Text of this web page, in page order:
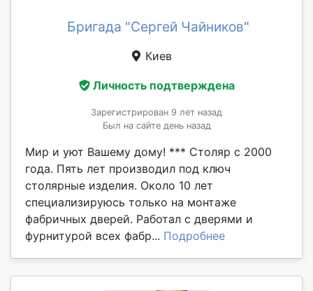
Бригада "Сергей Чайников"
Киев
Личность подтверждена
Зарегистрирован 9 лет назад
Был на сайте день назад
Мир и уют Вашему дому! *** Столяр с 2000
года. Пять лет производил под ключ
столярные изделия. Около 10 лет
специализируюсь только на монтаже
фабричных дверей. Работал с дверями и
фурнитурой всех фабр... Подробнее